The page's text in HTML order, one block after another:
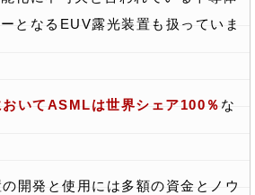
となるEUV露光装置も扱っていま
いてASMLは世界シェア100％ な
開発と使用には多額の資金とノウ